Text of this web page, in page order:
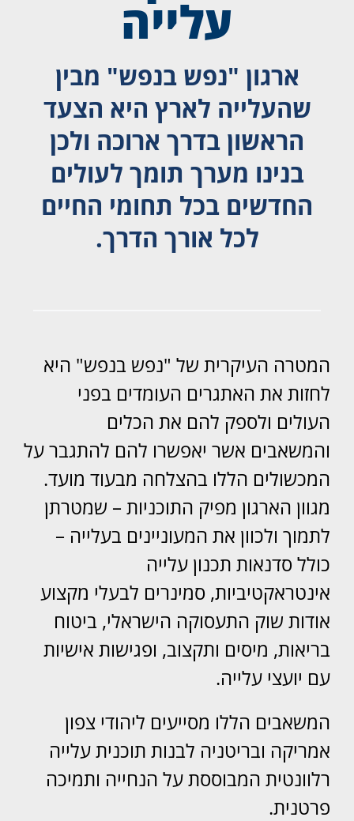
עלייה
ארגון "נפש בנפש" מבין
שהעלייה לארץ היא הצעד
הראשון בדרך ארוכה ולכן
בנינו מערך תומך לעולים
החדשים בכל תחומי החיים
לכל אורך הדרך.
המטרה העיקרית של "נפש בנפש" היא
לחזות את האתגרים העומדים בפני
העולים ולספק להם את הכלים
והמשאבים אשר יאפשרו להם להתגבר על
המכשולים הללו בהצלחה מבעוד מועד.
מגוון הארגון מפיק התוכניות – שמטרתן
לתמוך ולכוון את המעוניינים בעלייה –
כולל סדנאות תכנון עלייה
אינטראקטיביות, סמינרים לבעלי מקצוע
אודות שוק התעסוקה הישראלי, ביטוח
בריאות, מיסים ותקצוב, ופגישות אישיות
עם יועצי עלייה.
המשאבים הללו מסייעים ליהודי צפון
אמריקה ובריטניה לבנות תוכנית עלייה
רלוונטית המבוססת על הנחייה ותמיכה
פרטנית.